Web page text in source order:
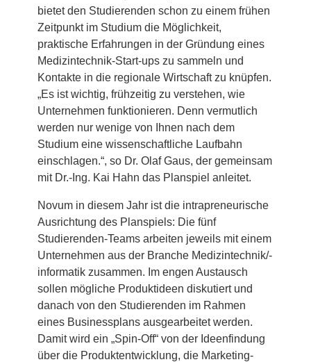
bietet den Studierenden schon zu einem frühen
Zeitpunkt im Studium die Möglichkeit,
praktische Erfahrungen in der Gründung eines
Medizintechnik-Start-ups zu sammeln und
Kontakte in die regionale Wirtschaft zu knüpfen.
„Es ist wichtig, frühzeitig zu verstehen, wie
Unternehmen funktionieren. Denn vermutlich
werden nur wenige von Ihnen nach dem
Studium eine wissenschaftliche Laufbahn
einschlagen.“, so Dr. Olaf Gaus, der gemeinsam
mit Dr.-Ing. Kai Hahn das Planspiel anleitet.
Novum in diesem Jahr ist die intrapreneurische
Ausrichtung des Planspiels: Die fünf
Studierenden-Teams arbeiten jeweils mit einem
Unternehmen aus der Branche Medizintechnik/-
informatik zusammen. Im engen Austausch
sollen mögliche Produktideen diskutiert und
danach von den Studierenden im Rahmen
eines Businessplans ausgearbeitet werden.
Damit wird ein „Spin-Off“ von der Ideenfindung
über die Produktentwicklung, die Marketing-